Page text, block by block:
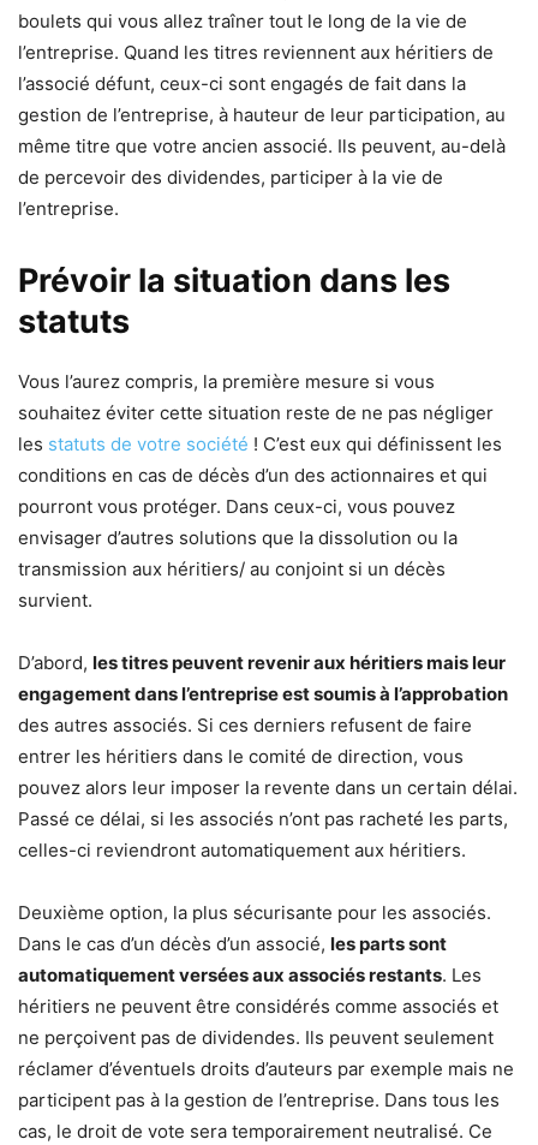
boulets qui vous allez traîner tout le long de la vie de
l’entreprise. Quand les titres reviennent aux héritiers de
l’associé défunt, ceux-ci sont engagés de fait dans la
gestion de l’entreprise, à hauteur de leur participation, au
même titre que votre ancien associé. Ils peuvent, au-delà
de percevoir des dividendes, participer à la vie de
l’entreprise.
Prévoir la situation dans les
statuts
Vous l’aurez compris, la première mesure si vous
souhaitez éviter cette situation reste de ne pas négliger
les statuts de votre société ! C’est eux qui définissent les
conditions en cas de décès d’un des actionnaires et qui
pourront vous protéger. Dans ceux-ci, vous pouvez
envisager d’autres solutions que la dissolution ou la
transmission aux héritiers/ au conjoint si un décès
survient.
D’abord, les titres peuvent revenir aux héritiers mais leur
engagement dans l’entreprise est soumis à l’approbation
des autres associés. Si ces derniers refusent de faire
entrer les héritiers dans le comité de direction, vous
pouvez alors leur imposer la revente dans un certain délai.
Passé ce délai, si les associés n’ont pas racheté les parts,
celles-ci reviendront automatiquement aux héritiers.
Deuxième option, la plus sécurisante pour les associés.
Dans le cas d’un décès d’un associé, les parts sont
automatiquement versées aux associés restants. Les
héritiers ne peuvent être considérés comme associés et
ne perçoivent pas de dividendes. Ils peuvent seulement
réclamer d’éventuels droits d’auteurs par exemple mais ne
participent pas à la gestion de l’entreprise. Dans tous les
cas, le droit de vote sera temporairement neutralisé. Ce